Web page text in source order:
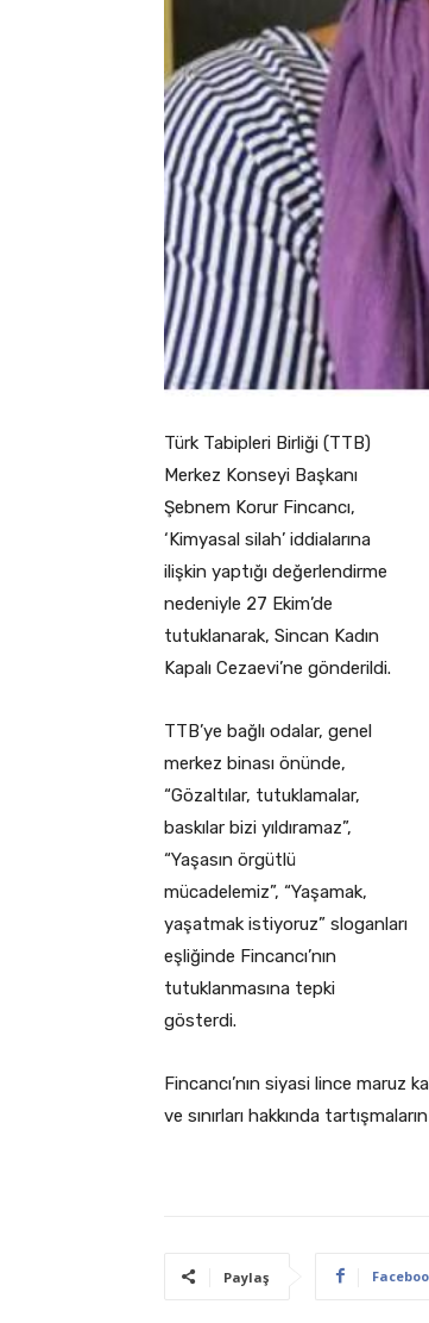
Türk Tabipleri Birliği (TTB)
Merkez Konseyi Başkanı
Şebnem Korur Fincancı,
‘Kimyasal silah’ iddialarına
ilişkin yaptığı değerlendirme
nedeniyle 27 Ekim’de
tutuklanarak, Sincan Kadın
Kapalı Cezaevi’ne gönderildi.
TTB’ye bağlı odalar, genel
merkez binası önünde,
“Gözaltılar, tutuklamalar,
baskılar bizi yıldıramaz”,
“Yaşasın örgütlü
mücadelemiz”, “Yaşamak,
yaşatmak istiyoruz” sloganları
eşliğinde Fincancı’nın
tutuklanmasına tepki
gösterdi.
Fincancı’nın siyasi lince maruz
ve sınırları hakkında
Paylaş